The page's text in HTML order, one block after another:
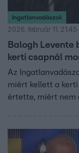
Ingatlanvadászok
2026. február 11. 21:45
Balogh Levente
kerti csapnál
Az
miért kellett a kerti
értette, miért nem